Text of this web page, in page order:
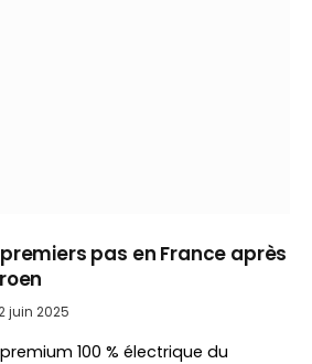
pas en France après
juin 2025
100 % électrique du